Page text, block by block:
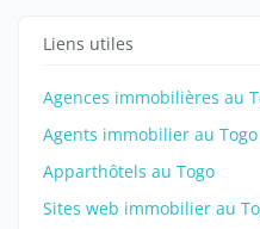
Liens utiles
Agences immobilières au
Agents immobilier au Togo
Apparthôtels au Togo
Sites web immobilier au